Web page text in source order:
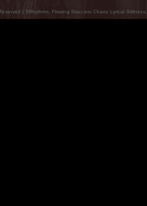
| 5Rhythms, Flowing Staccato Chaos Lyrical